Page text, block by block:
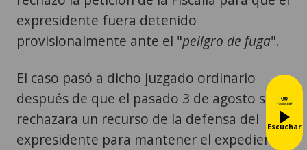
expresidente fuera detenido
provisionalmente ante el "peligro de fuga".
El caso pasó a dicho juzgado ordinario
después de que el pasado 3 de agosto se
rechazara un recurso de la defensa del
expresidente para mantener el expediente
Escuchar